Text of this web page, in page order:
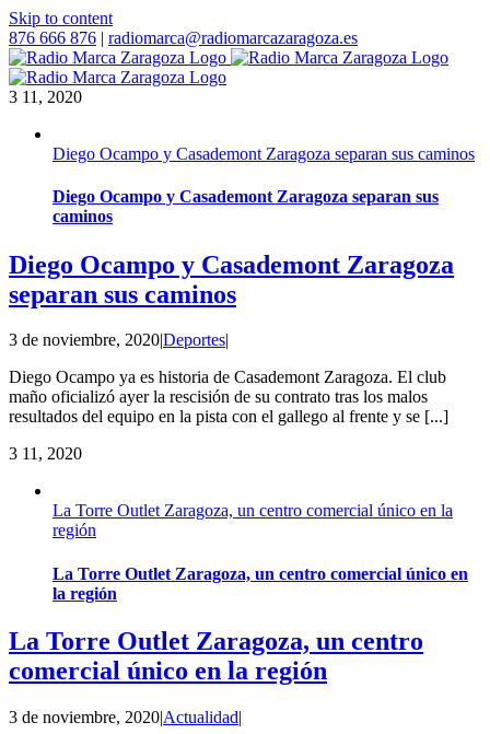
Skip to content
876 666 876 | radiomarca@radiomarcazaragoza.es
3 11, 2020
Diego Ocampo y Casademont Zaragoza separan sus caminos
Diego Ocampo y Casademont Zaragoza separan sus
caminos
Diego Ocampo y Casademont Zaragoza
separan sus caminos
3 de noviembre, 2020|Deportes|
Diego Ocampo ya es historia de Casademont Zaragoza. El club
maño oficializó ayer la rescisión de su contrato tras los malos
resultados del equipo en la pista con el gallego al frente y se [...]
3 11, 2020
La Torre Outlet Zaragoza, un centro comercial único en la
región
La Torre Outlet Zaragoza, un centro comercial único en
la región
La Torre Outlet Zaragoza, un centro
comercial único en la región
3 de noviembre, 2020|Actualidad|